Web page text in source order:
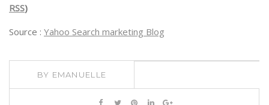
RSS)
Source : Yahoo Search marketing Blog
BY EMANUELLE